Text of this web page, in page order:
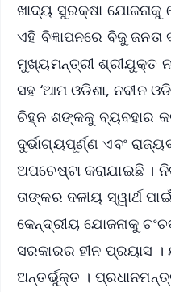
ଖାଦ୍ୟ ସୁରକ୍ଷା ଯୋଜନାକୁ
ଏହି ବିଜ୍ଞାପନରେ ବିଜୁ
ମୁଖ୍ୟମନ୍ତ୍ରୀ ଶ୍ରୀଯୁକ୍ତ
ସହ ‘ଆମ ଓଡିଶା, ନବୀନ
ଚିହ୍ନ ଶଙ୍କକୁ ବ୍ୟବହାର
ଦୁର୍ଭାଗ୍ୟପୂର୍ଣ୍ଣ ଏବଂ
ଅପଚେଷ୍ଟା କରାଯାଇଛି ।
ତାଙ୍କର ଦଳୀୟ ସ୍ୱାର୍ଥ
କେନ୍ଦ୍ରୀୟ ଯୋଜନାକୁ
ସରକାରର ହୀନ ପ୍ରୟାସ ।
ଅନ୍ତର୍ଭୁକ୍ତ ।